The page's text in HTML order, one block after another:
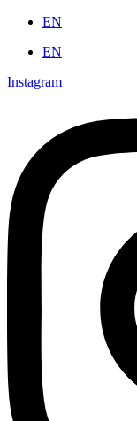
EN
EN
Instagram